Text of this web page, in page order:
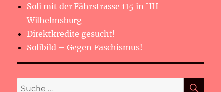
Soli mit der Fährstrasse 115 in HH
Wilhelmsburg
Direktkredite gesucht!
Solibild – Gegen Faschismus!
Suche